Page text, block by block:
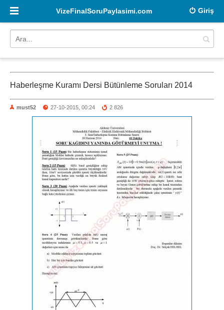
Giriş
VizeFinalSoruPaylasimi.com
Haberleşme Kuramı Dersi Bütünleme Soruları 2014
must52 27-10-2015, 00:24 2 826